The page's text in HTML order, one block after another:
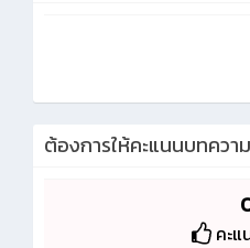
ต้องการให้คะแนนบทควา
คะแ